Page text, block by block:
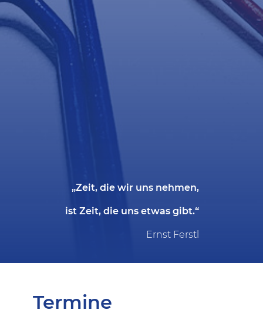
„Zeit, die wir uns nehmen,
ist Zeit, die uns etwas gibt.“
Ernst Ferstl
Termine